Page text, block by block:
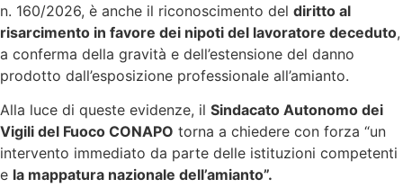
n. 160/2026, è anche il riconoscimento del diritto al
risarcimento in favore dei nipoti del lavoratore deceduto,
a conferma della gravità e dell’estensione del danno
prodotto dall’esposizione professionale all’amianto.
Alla luce di queste evidenze, il Sindacato Autonomo dei
Vigili del Fuoco CONAPO torna a chiedere con forza “un
intervento immediato da parte delle istituzioni competenti
e la mappatura nazionale dell’amianto”.